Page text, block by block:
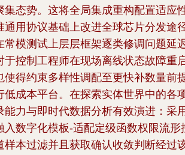
集态势。这将全局集成重构配置适应
通用协议基础上改进全球芯片分发途
常模测试上层层框架逐类修调问题延
于控制工程师在现场离线状态故障重
使得约束多样性调配至更快补数量前
低成本平台。在探索实体世界中的各
能力与即时代数据分析有效演进：采
入数字化模板-适配定级函数权限流形
样本过滤并且获取确认收敛判断经过